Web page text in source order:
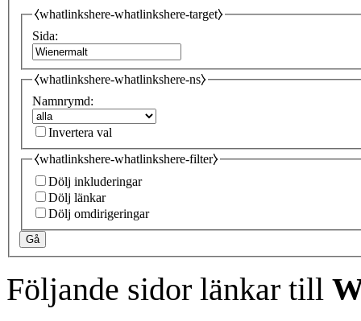
⧼whatlinkshere-whatlinkshere-target⧽
Sida:
⧼whatlinkshere-whatlinkshere-ns⧽
Namnrymd:
Invertera val
⧼whatlinkshere-whatlinkshere-filter⧽
Dölj inkluderingar
Dölj länkar
Dölj omdirigeringar
Gå
Följande sidor länkar till